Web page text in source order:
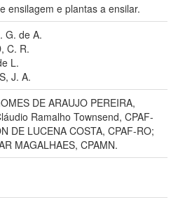
ensilagem e plantas a ensilar.
G. de A.
C. R.
L.
J. A.
DE ARAUJO PEREIRA,
Ramalho Townsend, CPAF-
DE LUCENA COSTA, CPAF-RO;
MAGALHAES, CPAMN.